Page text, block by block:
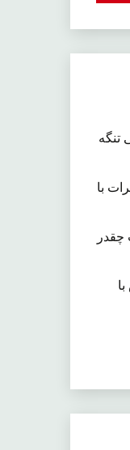
تنگه
با
چقدر